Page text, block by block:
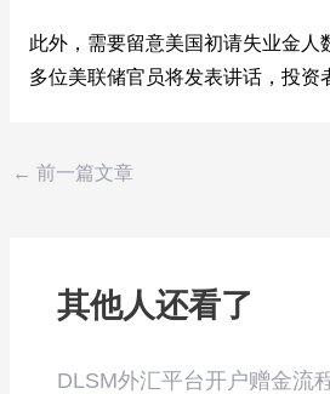
此外，需要留意美国初请失业金人
多位美联储官员将发表讲话，投资
← 前一篇文章
其他人还看了
DLSM外汇平台开户赠金流